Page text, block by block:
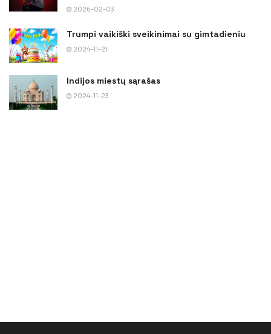
2026-02-03
Trumpi vaikiški sveikinimai su gimtadieniu
2024-11-21
Indijos miestų sąrašas
2024-11-23